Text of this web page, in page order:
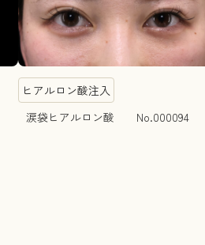
ヒアルロン酸注入
涙袋ヒアルロン酸 No.000094